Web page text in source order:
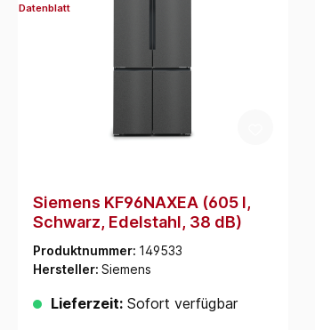
Datenblatt
Siemens KF96NAXEA (605 l,
Schwarz, Edelstahl, 38 dB)
Produktnummer: 149533
Hersteller: Siemens
Lieferzeit: Sofort verfügbar